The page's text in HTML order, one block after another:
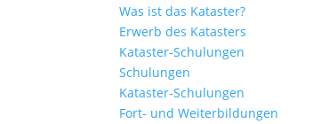
Was ist das Kataster?
Erwerb des Katasters
Kataster-Schulungen
Schulungen
Kataster-Schulungen
Fort- und Weiterbildungen